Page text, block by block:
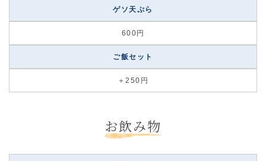
ゲソ天ぷら
600円
ご飯セット
＋250円
お飲み物